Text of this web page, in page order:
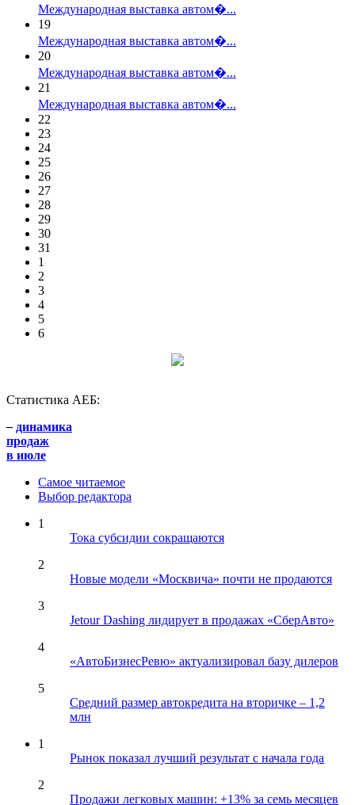
Международная выставка автом�...
19
Международная выставка автом�...
20
Международная выставка автом�...
21
Международная выставка автом�...
22
23
24
25
26
27
28
29
30
31
1
2
3
4
5
6
Статистика АЕБ:
– динамика
продаж
в июле
Самое читаемое
Выбор редактора
1
Тока субсидии сокращаются
2
Новые модели «Москвича» почти не продаются
3
Jetour Dashing лидирует в продажах «СберАвто»
4
«АвтоБизнесРевю» актуализировал базу дилеров
5
Средний размер автокредита на вторичке – 1,2
млн
1
Рынок показал лучший результат с начала года
2
Продажи легковых машин: +13% за семь месяцев